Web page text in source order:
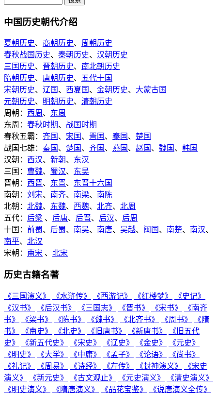
中国历史朝代介绍
夏朝历史、 商朝历史、 周朝历史
春秋战国历史、 秦朝历史、 汉朝历史
三国历史、 晋朝历史、 南北朝历史
隋朝历史、 唐朝历史、
五代十国
宋朝历史、 辽国 、 西夏国 、 金朝历史、 大蒙古国
元朝历史、 明朝历史、 清朝历史
周朝： 西周 、 东周
东周： 春秋时期、 战国时期
春秋五霸： 齐国 、 宋国 、 晋国 、 秦国 、 楚国
战国七雄： 秦国 、 楚国 、 齐国 、 燕国 、 赵国 、 魏国 、 韩国
汉朝： 西汉、 新朝、 东汉
三国： 曹魏、 蜀汉、 东吴
晋朝： 西晋、 东晋、 东晋十六国
南朝： 刘宋、 南齐、 南梁、 南陈
北朝： 北魏、 东魏、 西魏、 北齐、 北周
五代： 后梁 、 后唐、 后晋、 后汉、 后周
十国： 前蜀、 后蜀、 南吴、 南唐、 吴越、 闽国 、 南楚、 南汉、
南平、 北汉
宋朝： 南宋 、 北宋
历史古籍名著
《三国演义》 《水浒传》 《西游记》 《红楼梦》
《史记》
《汉书》
《后汉书》 《三国志》 《晋书》 《宋书》
《南齐
书》
《梁书》 《陈书》 《魏书》 《北齐书》 《周书》
《隋
书》
《南史》 《北史》 《旧唐书》 《新唐书》
《旧五代
史》
《新五代史》 《宋史》 《辽史》 《金史》
《元史》
《明史》
《大学》 《中庸》 《孟子》 《论语》
《尚书》
《礼记》
《周易》 《诗经》 《左传》 《封神演义》
《宋史
演义》
《新元史》 《古文观止》 《元史演义》
《清史演义》
《明史演义》
《隋唐演义》 《品花宝鉴》
《说唐演义全传》